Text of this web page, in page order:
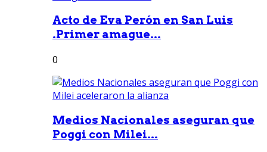
Acto de Eva Perón en San Luis
.Primer amague...
0
Medios Nacionales aseguran que
Poggi con Milei...